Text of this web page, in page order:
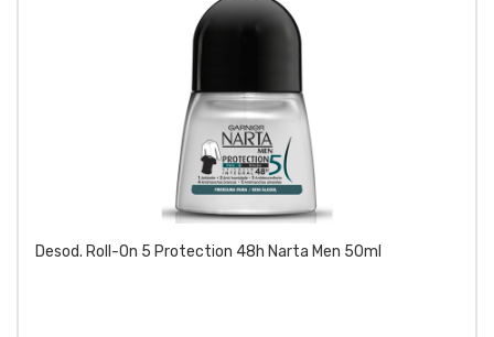
Desod. Roll-On 5 Protection 48h Narta Men 50ml